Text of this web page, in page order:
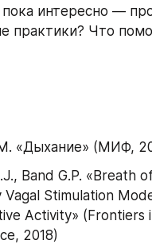
интересно —
практики? Что
«Дыхание» (МИФ,
Band G.P. «Breath
Vagal Stimulation
Activity» (Frontiers
2018)